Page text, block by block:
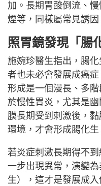
加。長期胃酸倒流、
煙等，同樣屬常見誘因
照胃鏡發現「腸
施婉珍醫生指出，腸
者也未必會發展成癌
形成是一個漫長、多
於慢性胃炎，尤其是
膜長期受到刺激後，
環境，才會形成腸化生
若炎症刺激長期得不
一步出現異常，演變
生），這才是發展成